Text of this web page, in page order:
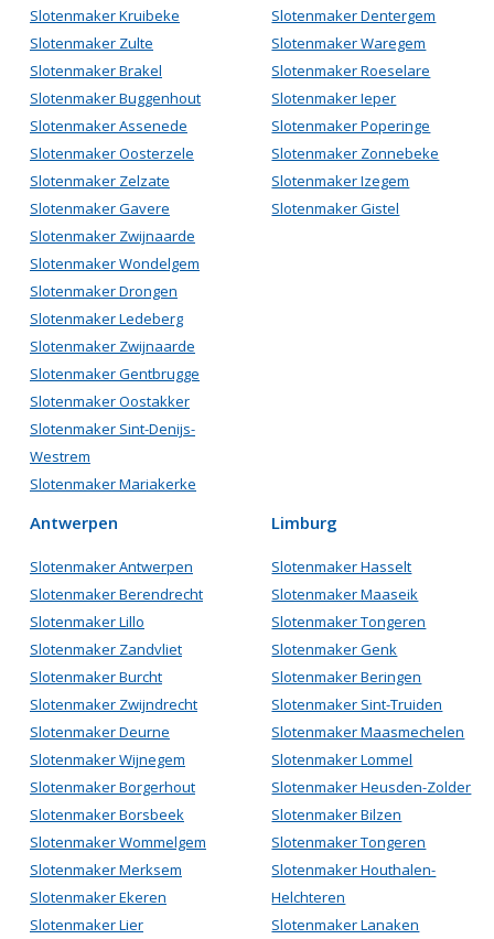
Slotenmaker Kruibeke
Slotenmaker Zulte
Slotenmaker Brakel
Slotenmaker Buggenhout
Slotenmaker Assenede
Slotenmaker Oosterzele
Slotenmaker Zelzate
Slotenmaker Gavere
Slotenmaker Zwijnaarde
Slotenmaker Wondelgem
Slotenmaker Drongen
Slotenmaker Ledeberg
Slotenmaker Zwijnaarde
Slotenmaker Gentbrugge
Slotenmaker Oostakker
Slotenmaker Sint-Denijs-
Westrem
Slotenmaker Mariakerke
Slotenmaker Dentergem
Slotenmaker Waregem
Slotenmaker Roeselare
Slotenmaker Ieper
Slotenmaker Poperinge
Slotenmaker Zonnebeke
Slotenmaker Izegem
Slotenmaker Gistel
Antwerpen
Slotenmaker Antwerpen
Slotenmaker Berendrecht
Slotenmaker Lillo
Slotenmaker Zandvliet
Slotenmaker Burcht
Slotenmaker Zwijndrecht
Slotenmaker Deurne
Slotenmaker Wijnegem
Slotenmaker Borgerhout
Slotenmaker Borsbeek
Slotenmaker Wommelgem
Slotenmaker Merksem
Slotenmaker Ekeren
Slotenmaker Lier
Limburg
Slotenmaker Hasselt
Slotenmaker Maaseik
Slotenmaker Tongeren
Slotenmaker Genk
Slotenmaker Beringen
Slotenmaker Sint-Truiden
Slotenmaker Maasmechelen
Slotenmaker Lommel
Slotenmaker Heusden-Zolder
Slotenmaker Bilzen
Slotenmaker Tongeren
Slotenmaker Houthalen-
Helchteren
Slotenmaker Lanaken